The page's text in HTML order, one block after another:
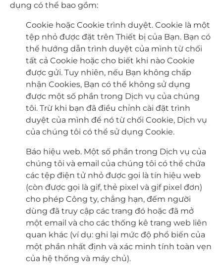
dụng có thể bao gồm:
Cookie hoặc Cookie trình duyệt. Cookie là một
tệp nhỏ được đặt trên Thiết bị của Bạn. Bạn có
thể hướng dẫn trình duyệt của mình từ chối
tất cả Cookie hoặc cho biết khi nào Cookie
được gửi. Tuy nhiên, nếu Bạn không chấp
nhận Cookies, Bạn có thể không sử dụng
được một số phần trong Dịch vụ của chúng
tôi. Trừ khi bạn đã điều chỉnh cài đặt trình
duyệt của mình để nó từ chối Cookie, Dịch vụ
của chúng tôi có thể sử dụng Cookie.
Báo hiệu web. Một số phần trong Dịch vụ của
chúng tôi và email của chúng tôi có thể chứa
các tệp điện tử nhỏ được gọi là tín hiệu web
(còn được gọi là gif, thẻ pixel và gif pixel đơn)
cho phép Công ty, chẳng hạn, đếm người
dùng đã truy cập các trang đó hoặc đã mở
một email và cho các thống kê trang web liên
quan khác (ví dụ: ghi lại mức độ phổ biến của
một phần nhất định và xác minh tính toàn vẹn
của hệ thống và máy chủ).